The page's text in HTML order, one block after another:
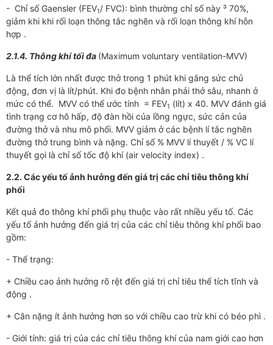
- Chỉ số Gaensler (FEV1/ FVC): bình thường chỉ số này ³ 70%,
giảm khi khi rối loạn thông tắc nghẽn và rối loạn thông khí hỗn
hợp .
2.1.4. Thông khí tối đa (Maximum voluntary ventilation-MVV)
Là thể tích lớn nhất được thở trong 1 phút khi gắng sức chủ
động, đơn vị là lít/phút. Khi đo bệnh nhân phải thở sâu, nhanh ở
mức có thể. MVV có thể ước tính = FEV1 (lít) x 40. MVV đánh giá
tình trạng cơ hô hấp, độ đàn hồi của lồng ngực, sức cản của
đường thở và nhu mô phổi. MVV giảm ở các bệnh lí tắc nghẽn
đường thở trung bình và nặng. Chỉ số % MVV lí thuyết / % VC lí
thuyết gọi là chỉ số tốc độ khí (air velocity index) .
2.2. Các yếu tố ảnh hưởng đến giá trị các chỉ tiêu thông khí
phổi
Kết quả đo thông khí phổi phụ thuộc vào rất nhiều yếu tố. Các
yếu tố ảnh hưởng đến giá trị của các chỉ tiêu thông khí phổi bao
gồm:
- Thể trạng:
+ Chiều cao ảnh hưởng rõ rệt đến giá trị chỉ tiêu thể tích tĩnh và
động .
+ Cân nặng ít ảnh hưởng hơn so với chiều cao trừ khi có béo phì .
- Giới tính: giá trị của các chỉ tiêu thông khí của nam giới cao hơn